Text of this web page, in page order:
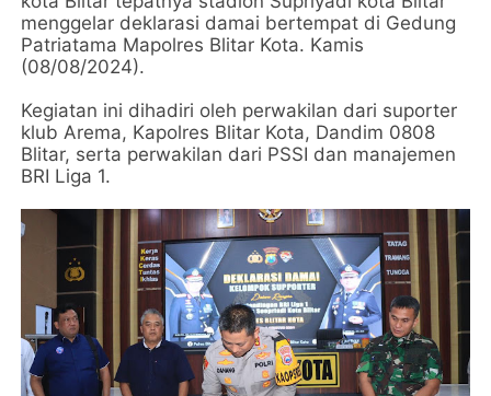
menggelar deklarasi damai bertempat di Gedung
Patriatama Mapolres Blitar Kota. Kamis
(08/08/2024).
Kegiatan ini dihadiri oleh perwakilan dari suporter
klub Arema, Kapolres Blitar Kota, Dandim 0808
Blitar, serta perwakilan dari PSSI dan manajemen
BRI Liga 1.